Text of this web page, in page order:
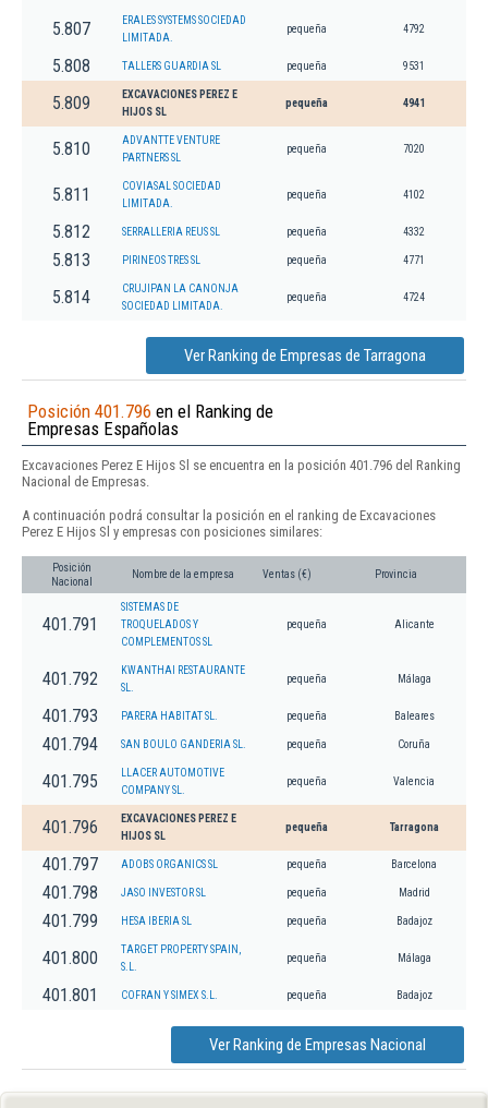
5.807
ERALES SYSTEMS SOCIEDAD
LIMITADA.
pequeña 4792
5.808 TALLERS GUARDIA SL pequeña 9531
5.809
EXCAVACIONES PEREZ E
HIJOS SL
pequeña 4941
5.810
ADVANTTE VENTURE
PARTNERS SL
pequeña 7020
5.811
COVIASAL SOCIEDAD
LIMITADA.
pequeña 4102
5.812 SERRALLERIA REUS SL pequeña 4332
5.813 PIRINEOS TRES SL pequeña 4771
5.814
CRUJIPAN LA CANONJA
SOCIEDAD LIMITADA.
pequeña 4724
Ver Ranking de Empresas de Tarragona
Posición 401.796 en el Ranking de
Empresas Españolas
Excavaciones Perez E Hijos Sl se encuentra en la posición 401.796 del Ranking
Nacional de Empresas.
A continuación podrá consultar la posición en el ranking de Excavaciones
Perez E Hijos Sl y empresas con posiciones similares:
Posición
Nacional
Nombre de la empresa Ventas (€) Provincia
401.791
SISTEMAS DE
TROQUELADOS Y
COMPLEMENTOS SL
pequeña Alicante
401.792
KWANTHAI RESTAURANTE
SL.
pequeña Málaga
401.793 PARERA HABITAT SL. pequeña Baleares
401.794 SAN BOULO GANDERIA SL. pequeña Coruña
401.795
LLACER AUTOMOTIVE
COMPANY SL.
pequeña Valencia
401.796
EXCAVACIONES PEREZ E
HIJOS SL
pequeña Tarragona
401.797 ADOBS ORGANICS SL pequeña Barcelona
401.798 JASO INVESTOR SL pequeña Madrid
401.799 HESA IBERIA SL pequeña Badajoz
401.800
TARGET PROPERTY SPAIN,
S.L.
pequeña Málaga
401.801 COFRAN Y SIMEX S.L. pequeña Badajoz
Ver Ranking de Empresas Nacional